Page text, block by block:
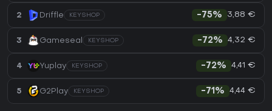
2 Driffle KEYSHOP -75% 3,88 €
3 Gameseal KEYSHOP -72% 4,32 €
4 Yuplay KEYSHOP -72% 4,41 €
5 G2Play KEYSHOP -71% 4,44 €